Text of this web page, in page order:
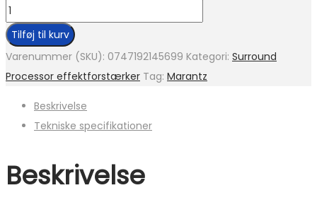
Marantz
AMP30
antal
Tilføj til kurv
Varenummer (SKU): 0747192145699 Kategori: Surround
Processor effektforstærker Tag: Marantz
Beskrivelse
Tekniske specifikationer
Beskrivelse